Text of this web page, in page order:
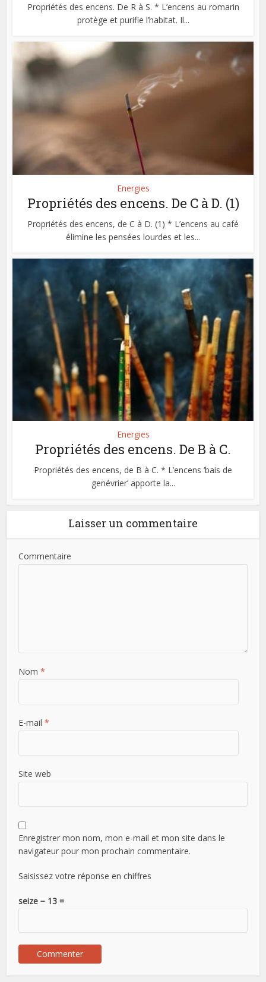
Propriétés des encens. De R à S. * L’encens au romarin
protège et purifie l’habitat. Il...
Energies
Propriétés des encens. De C à D. (1)
Propriétés des encens, de C à D. (1) * L’encens au café
élimine les pensées lourdes et les...
Energies
Propriétés des encens. De B à C.
Propriétés des encens, de B à C. * L’encens ‘bais de
genévrier’ apporte la...
Laisser un commentaire
Commentaire
Nom*
E-mail*
Site web
Enregistrer mon nom, mon e-mail et mon site dans le
navigateur pour mon prochain commentaire.
Saisissez votre réponse en chiffres
seize − 13 =